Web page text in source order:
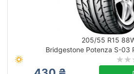
205/55 R15
Bridgestone Potenza S-03